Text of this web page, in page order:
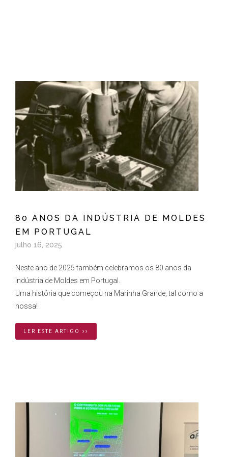
80 ANOS DA INDÚSTRIA DE MOLDES
EM PORTUGAL
julho 16, 2025
Neste ano de 2025 também celebramos os 80 anos da
Indústria de Moldes em Portugal.
Uma história que começou na Marinha Grande, tal como a
nossa!
LER ESTE ARTIGO